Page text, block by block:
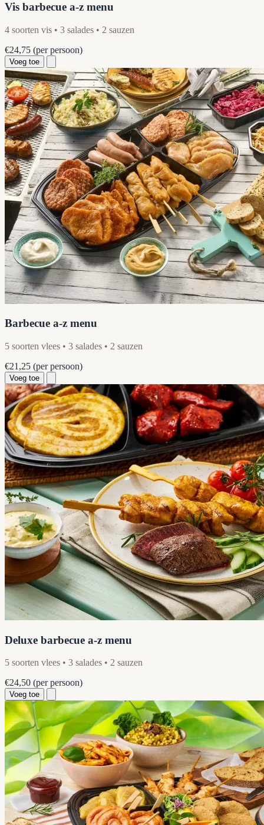
Vis barbecue a-z menu
4 soorten vis • 3 salades • 2 sauzen
€24,75 (per persoon)
Voeg toe
Barbecue a-z menu
5 soorten vlees • 3 salades • 2 sauzen
€21,25 (per persoon)
Voeg toe
Deluxe barbecue a-z menu
5 soorten vlees • 3 salades • 2 sauzen
€24,50 (per persoon)
Voeg toe